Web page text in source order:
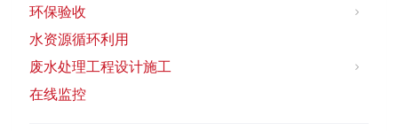
环保验收
水资源循环利用
废水处理工程设计施工
在线监控